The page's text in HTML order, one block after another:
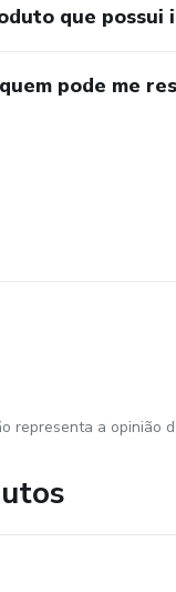
que possui
pode me
representa a opinião